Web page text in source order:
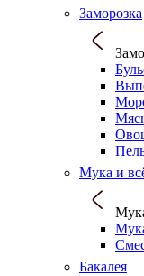
Заморозка
Мука и
Бакалея